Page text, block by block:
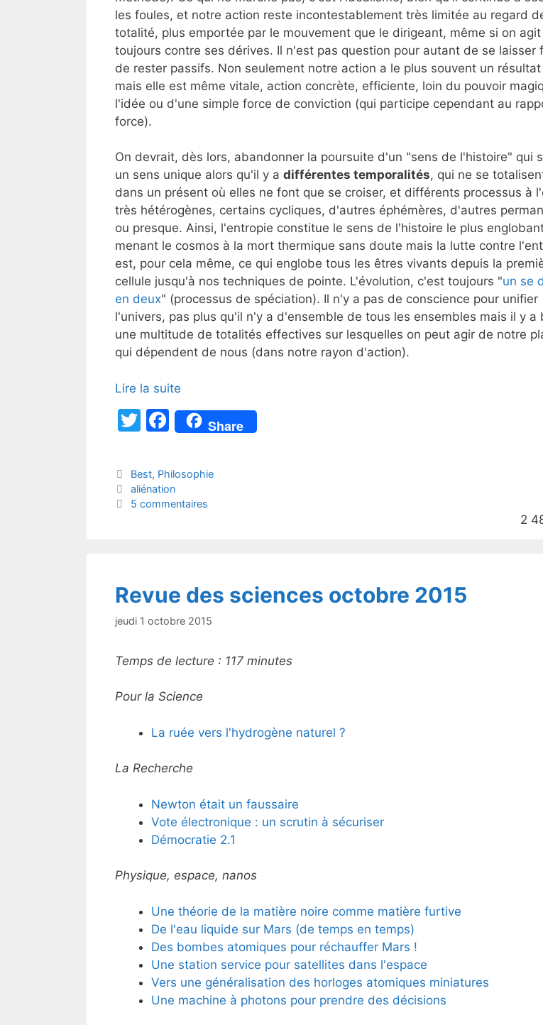
les foules, et notre action reste incontestablement très limitée au regard
totalité, plus emportée par le mouvement que le dirigeant, même si on agit
toujours contre ses dérives. Il n'est pas question pour autant de se laisser
de rester passifs. Non seulement notre action a le plus souvent un
mais elle est même vitale, action concrète, efficiente, loin du pouvoir
l'idée ou d'une simple force de conviction (qui participe cependant au
force).
On devrait, dès lors, abandonner la poursuite d'un "sens de l'histoire" qui
un sens unique alors qu'il y a différentes temporalités, qui ne se
dans un présent où elles ne font que se croiser, et différents processus à
très hétérogènes, certains cycliques, d'autres éphémères, d'autres
ou presque. Ainsi, l'entropie constitue le sens de l'histoire le plus
menant le cosmos à la mort thermique sans doute mais la lutte contre
est, pour cela même, ce qui englobe tous les êtres vivants depuis la
cellule jusqu'à nos techniques de pointe. L'évolution, c'est toujours "un se
en deux" (processus de spéciation). Il n'y a pas de conscience pour unifier
l'univers, pas plus qu'il n'y a d'ensemble de tous les ensembles mais il y a
une multitude de totalités effectives sur lesquelles on peut agir de notre
qui dépendent de nous (dans notre rayon d'action).
Lire la suite
T
itt
er
F
a
c
e
b
Share
Catégories
Best, Philosophie
Étiquettes
aliénation
5 commentaires
2
Revue des sciences octobre 2015
jeudi 1 octobre 2015
Temps de lecture : 117 minutes
Pour la Science
La ruée vers l'hydrogène naturel ?
La Recherche
Newton était un faussaire
Vote électronique : un scrutin à sécuriser
Démocratie 2.1
Physique, espace, nanos
Une théorie de la matière noire comme matière furtive
De l'eau liquide sur Mars (de temps en temps)
Des bombes atomiques pour réchauffer Mars !
Une station service pour satellites dans l'espace
Vers une généralisation des horloges atomiques miniatures
Une machine à photons pour prendre des décisions